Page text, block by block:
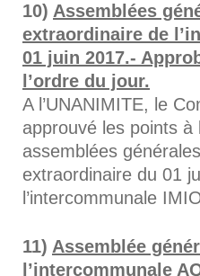
Assemblées
extraordinaire de
01 juin 2017.-
l’ordre du jour.
A l’UNANIMITE, le
approuvé les points à
assemblées
extraordinaire du 01
l’intercommunale
Assemblée
l’intercommunale